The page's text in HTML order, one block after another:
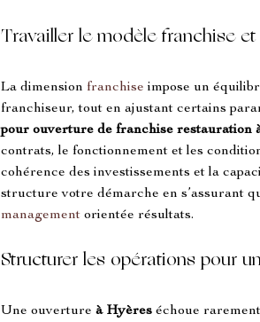
Travailler le modèle franchise
La dimension franchise impose un
franchiseur, tout en ajustant certains
pour ouverture de franchise restauration
contrats, le fonctionnement et les
cohérence des investissements et la
structure votre démarche en s’assurant
management orientée résultats.
Structurer les opérations pour
Une ouverture à Hyères échoue